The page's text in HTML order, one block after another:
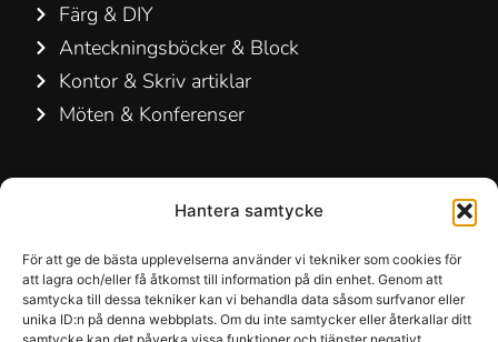
Hantera samtycke
För att ge de bästa upplevelserna använder vi tekniker som cookies för
att lagra och/eller få åtkomst till information på din enhet. Genom att
samtycka till dessa tekniker kan vi behandla data såsom surfvanor eller
unika ID:n på denna webbplats. Om du inte samtycker eller återkallar ditt
Färg & DIY
Anteckningsböcker & Block
Kontor & Skriv artiklar
Möten & Konferenser
Hirsemarken 5, st. th.
3520 Farum
Danmark